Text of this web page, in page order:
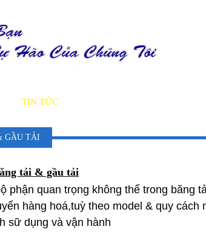
TIN TỨC
GẦU TẢI
tải & gầu tải
phận quan trọng không thể trong băng
hàng hoá,tuỳ theo model & quy
sữ dụng và vận hành